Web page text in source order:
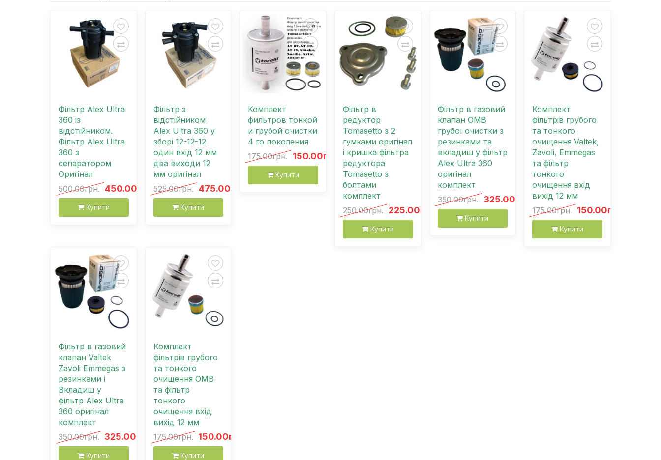
Фільтр Alex Ultra
360 із
відстійником.
Фільтр Alex Ultra
360 з
сепаратором
Оригінал
500.00грн. 450.00грн.
Купити
Фільтр з
відстійником
Alex Ultra 360 у
зборі 12-12-12
один вхід 12 мм
два виходи 12
мм оригінал
525.00грн. 475.00грн.
Купити
Комплект
фильтров тонкой
и грубой очистки
4 го поколения
175.00грн. 150.00грн.
Купити
Фільтр в
редуктор
Tomasetto з 2
гумками оригінал
і кришка фільтра
редуктора
Tomasetto з
болтами
комплект
250.00грн. 225.00грн.
Купити
Фільтр в газовий
клапан OMB
грубої очистки з
резинками та
вкладиш у фільтр
Alex Ultra 360
оригінал
комплект
350.00грн. 325.00грн.
Купити
Комплект
фільтрів грубого
та тонкого
очищення Valtek,
Zavoli, Emmegas
та фільтр
тонкого
очищення вхід
вихід 12 мм
175.00грн. 150.00грн.
Купити
Фільтр в газовий
клапан Valtek
Zavoli Emmegas з
резинками і
Вкладиш у
фільтр Alex Ultra
360 оригінал
комплект
350.00грн. 325.00грн.
Купити
Комплект
фільтрів грубого
та тонкого
очищення OMB
та фільтр
тонкого
очищення вхід
вихід 12 мм
175.00грн. 150.00грн.
Купити